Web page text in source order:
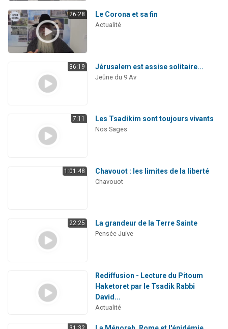
26:28 Le Corona et sa fin
Actualité
36:19 Jérusalem est assise solitaire...
Jeûne du 9 Av
7:11 Les Tsadikim sont toujours vivants
Nos Sages
1:01:48 Chavouot : les limites de la liberté
Chavouot
22:25 La grandeur de la Terre Sainte
Pensée Juive
Rediffusion - Lecture du Pitoum
Haketoret par le Tsadik Rabbi
David...
Actualité